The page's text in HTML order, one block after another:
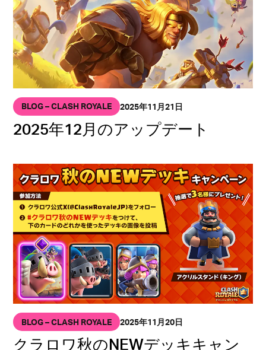
BLOG – CLASH ROYALE 2025年11月21日
2025年12月のアップデート
BLOG – CLASH ROYALE 2025年11月20日
クラロワ秋のNEWデッキキャン